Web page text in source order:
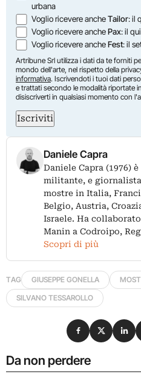
urbana
Voglio ricevere ancheTailor: il
Voglio ricevere anchePax: il
Voglio ricevere ancheFest: il
Artribune Srl utilizza i dati da te forniti
mondo dell'arte, nel rispetto della
informativa. Iscrivendoti i tuoi dati
e trattati secondo le modalità riportate in
disiscriverti in qualsiasi momento con
Iscriviti
Daniele Capra
Daniele Capra (1976)
militante, e
mostre in Italia,
Belgio, Austria,
Israele. Ha
Manin a Codroipo,
Scopri di più
TAG GIUSEPPE GONELLA
SILVANO TESSAROLLO
Da non perdere
Condividi su
Condividi